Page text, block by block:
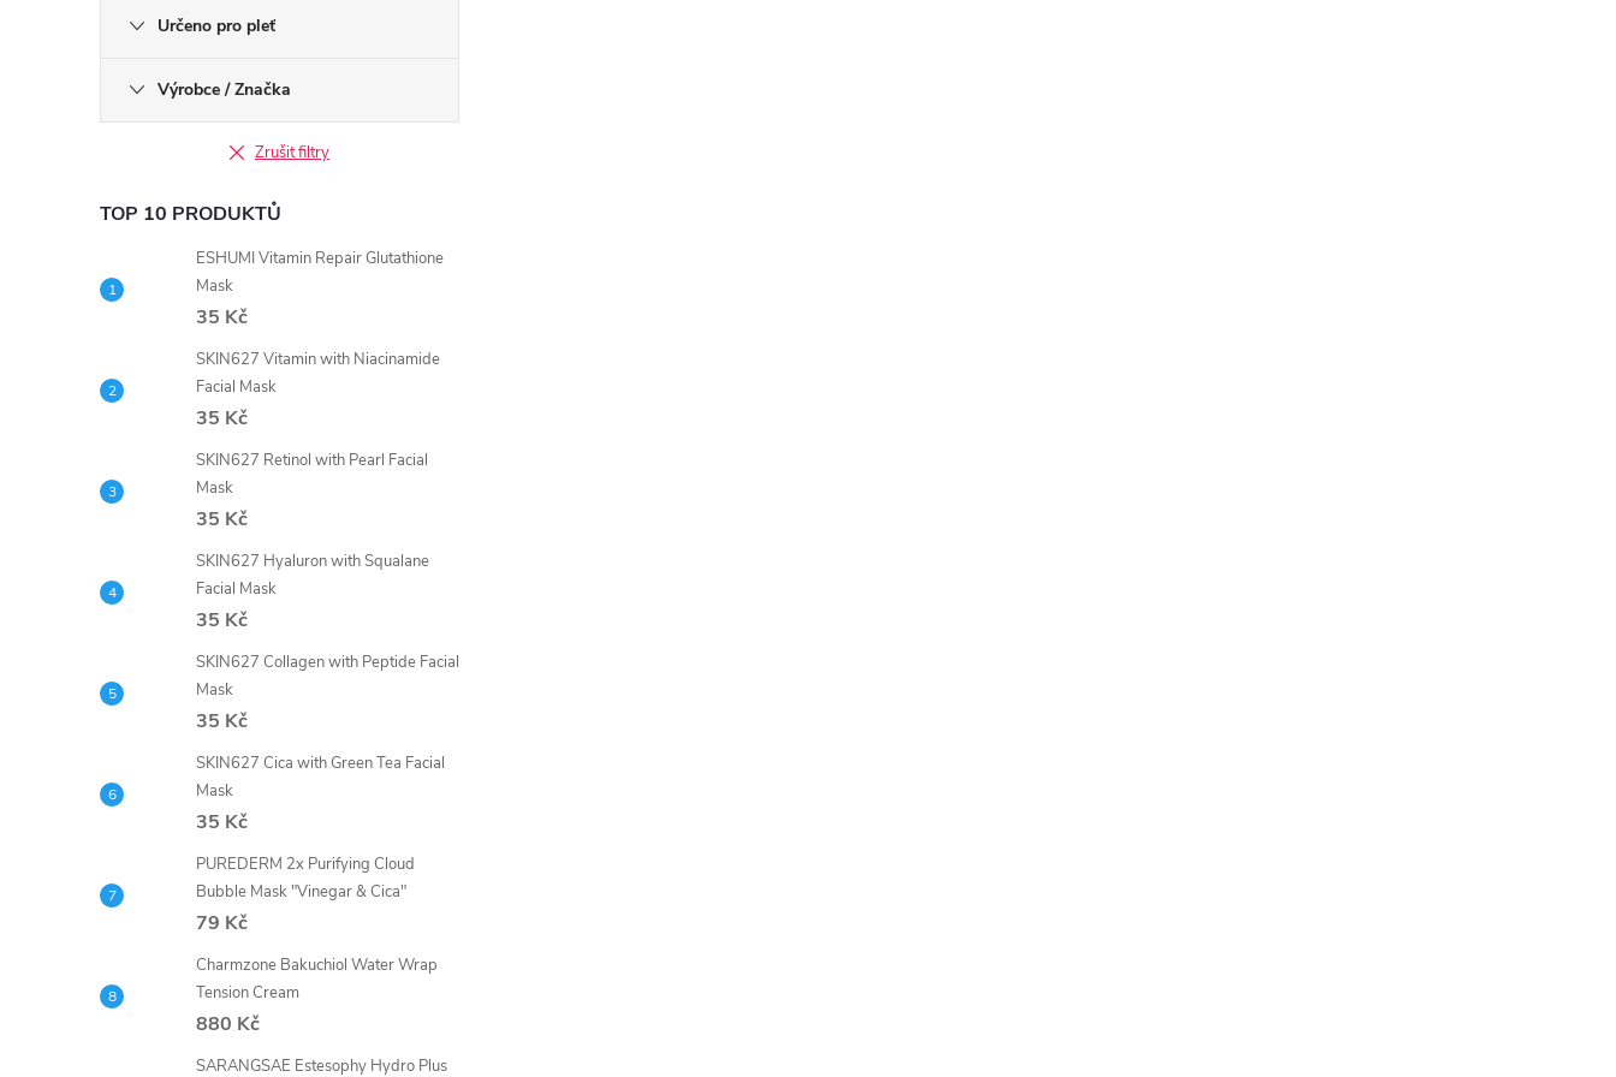
Určeno pro pleť
Výrobce / Značka
Zrušit filtry
TOP 10 PRODUKTŮ
ESHUMI Vitamin Repair Glutathione
Mask
35 Kč
SKIN627 Vitamin with Niacinamide
Facial Mask
35 Kč
SKIN627 Retinol with Pearl Facial
Mask
35 Kč
SKIN627 Hyaluron with Squalane
Facial Mask
35 Kč
SKIN627 Collagen with Peptide Facial
Mask
35 Kč
SKIN627 Cica with Green Tea Facial
Mask
35 Kč
PUREDERM 2x Purifying Cloud
Bubble Mask "Vinegar & Cica"
79 Kč
Charmzone Bakuchiol Water Wrap
Tension Cream
880 Kč
SARANGSAE Estesophy Hydro Plus